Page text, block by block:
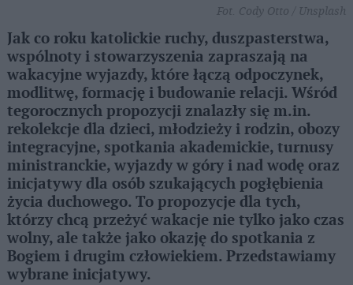
Fot. Cody Otto / Unsplash
Jak co roku katolickie ruchy, duszpasterstwa,
wspólnoty i stowarzyszenia zapraszają na
wakacyjne wyjazdy, które łączą odpoczynek,
modlitwę, formację i budowanie relacji. Wśród
tegorocznych propozycji znalazły się m.in.
rekolekcje dla dzieci, młodzieży i rodzin, obozy
integracyjne, spotkania akademickie, turnusy
ministranckie, wyjazdy w góry i nad wodę oraz
inicjatywy dla osób szukających pogłębienia
życia duchowego. To propozycje dla tych,
którzy chcą przeżyć wakacje nie tylko jako czas
wolny, ale także jako okazję do spotkania z
Bogiem i drugim człowiekiem. Przedstawiamy
wybrane inicjatywy.